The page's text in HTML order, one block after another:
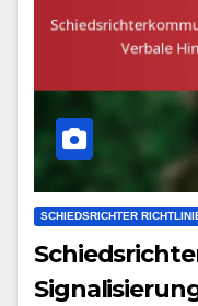
SCHIEDSRICHTER